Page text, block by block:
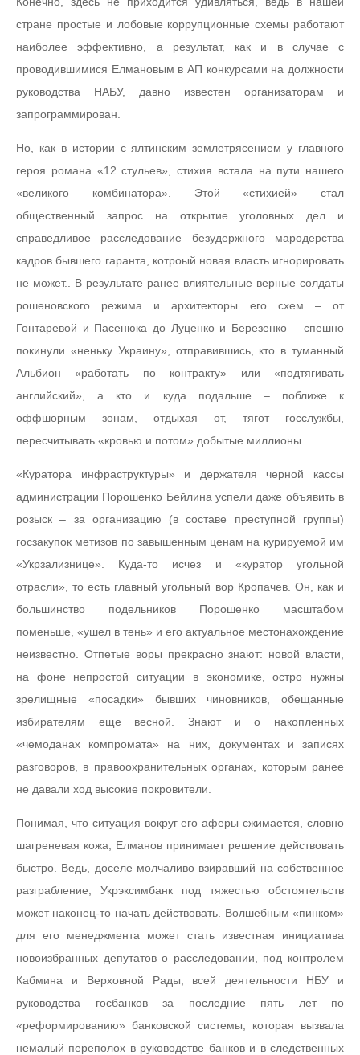
стране простые и лобовые коррупционные схемы работают
наиболее эффективно, а результат, как и в случае с
проводившимися Елмановым в АП конкурсами на должности
руководства НАБУ, давно известен организаторам и
запрограммирован.
Но, как в истории с ялтинским землетрясением у главного
героя романа «12 стульев», стихия встала на пути нашего
«великого комбинатора». Этой «стихией» стал
общественный запрос на открытие уголовных дел и
справедливое расследование безудержного мародерства
кадров бывшего гаранта, котроый новая власть игнорировать
не может.. В результате ранее влиятельные верные солдаты
рошеновского режима и архитекторы его схем – от
Гонтаревой и Пасенюка до Луценко и Березенко – спешно
покинули «неньку Украину», отправившись, кто в туманный
Альбион «работать по контракту» или «подтягивать
английский», а кто и куда подальше – поближе к
оффшорным зонам, отдыхая от, тягот госслужбы,
пересчитывать «кровью и потом» добытые миллионы.
«Куратора инфраструктуры» и держателя черной кассы
администрации Порошенко Бейлина успели даже объявить в
розыск – за организацию (в составе преступной группы)
госзакупок метизов по завышенным ценам на курируемой им
«Укрзализнице». Куда-то исчез и «куратор угольной
отрасли», то есть главный угольный вор Кропачев. Он, как и
большинство подельников Порошенко масштабом
поменьше, «ушел в тень» и его актуальное местонахождение
неизвестно. Отпетые воры прекрасно знают: новой власти,
на фоне непростой ситуации в экономике, остро нужны
зрелищные «посадки» бывших чиновников, обещанные
избирателям еще весной. Знают и о накопленных
«чемоданах компромата» на них, документах и записях
разговоров, в правоохранительных органах, которым ранее
не давали ход высокие покровители.
Понимая, что ситуация вокруг его аферы сжимается, словно
шагреневая кожа, Елманов принимает решение действовать
быстро. Ведь, доселе молчаливо взиравший на собственное
разграбление, Укрэксимбанк под тяжестью обстоятельств
может наконец-то начать действовать. Волшебным «пинком»
для его менеджмента может стать известная инициатива
новоизбранных депутатов о расследовании, под контролем
Кабмина и Верховной Рады, всей деятельности НБУ и
руководства госбанков за последние пять лет по
«реформированию» банковской системы, которая вызвала
немалый переполох в руководстве банков и в следственных